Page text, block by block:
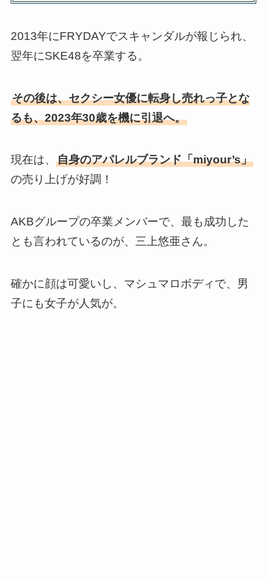
2013年にFRYDAYでスキャンダルが報じられ、
翌年にSKE48を卒業する。
その後は、セクシー女優に転身し売れっ子とな
るも、2023年30歳を機に引退へ。
現在は、 自身のアパレルブランド「miyour’s」
の売り上げが好調！
AKBグループの卒業メンバーで、最も成功した
とも言われているのが、三上悠亜さん。
確かに顔は可愛いし、マシュマロボディで、男
子にも女子が人気が。